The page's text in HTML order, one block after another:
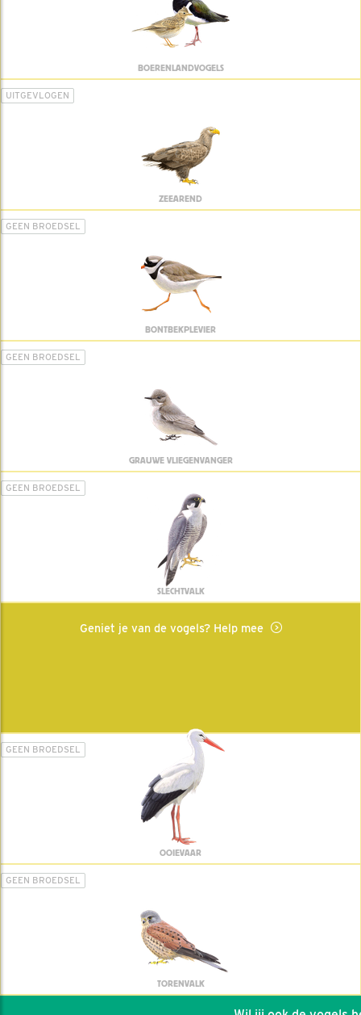
BOERENLANDVOGELS
UITGEVLOGEN
ZEEAREND
GEEN BROEDSEL
BONTBEKPLEVIER
GEEN BROEDSEL
GRAUWE VLIEGENVANGER
GEEN BROEDSEL
SLECHTVALK
Geniet je van de vogels? Help mee
GEEN BROEDSEL
OOIEVAAR
GEEN BROEDSEL
TORENVALK